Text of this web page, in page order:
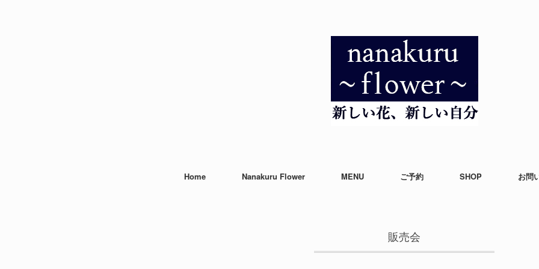
Home Nanakuru Flower MENU ご予約 SHOP お問
販売会